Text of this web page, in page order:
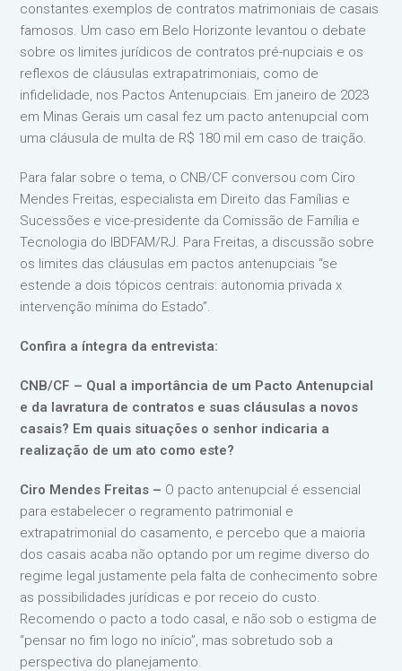
constantes exemplos de contratos matrimoniais de casais
famosos. Um caso em Belo Horizonte levantou o debate
sobre os limites jurídicos de contratos pré-nupciais e os
reflexos de cláusulas extrapatrimoniais, como de
infidelidade, nos Pactos Antenupciais. Em janeiro de 2023
em Minas Gerais um casal fez um pacto antenupcial com
uma cláusula de multa de R$ 180 mil em caso de traição.
Para falar sobre o tema, o CNB/CF conversou com Ciro
Mendes Freitas, especialista em Direito das Famílias e
Sucessões e vice-presidente da Comissão de Família e
Tecnologia do IBDFAM/RJ. Para Freitas, a discussão sobre
os limites das cláusulas em pactos antenupciais “se
estende a dois tópicos centrais: autonomia privada x
intervenção mínima do Estado”.
Confira a íntegra da entrevista:
CNB/CF – Qual a importância de um Pacto Antenupcial
e da lavratura de contratos e suas cláusulas a novos
casais? Em quais situações o senhor indicaria a
realização de um ato como este?
Ciro Mendes Freitas – O pacto antenupcial é essencial
para estabelecer o regramento patrimonial e
extrapatrimonial do casamento, e percebo que a maioria
dos casais acaba não optando por um regime diverso do
regime legal justamente pela falta de conhecimento sobre
as possibilidades jurídicas e por receio do custo.
Recomendo o pacto a todo casal, e não sob o estigma de
“pensar no fim logo no início”, mas sobretudo sob a
perspectiva do planejamento.